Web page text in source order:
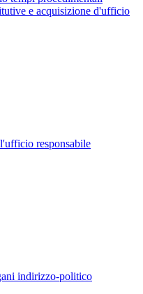
e acquisizione d'ufficio
responsabile
indirizzo-politico